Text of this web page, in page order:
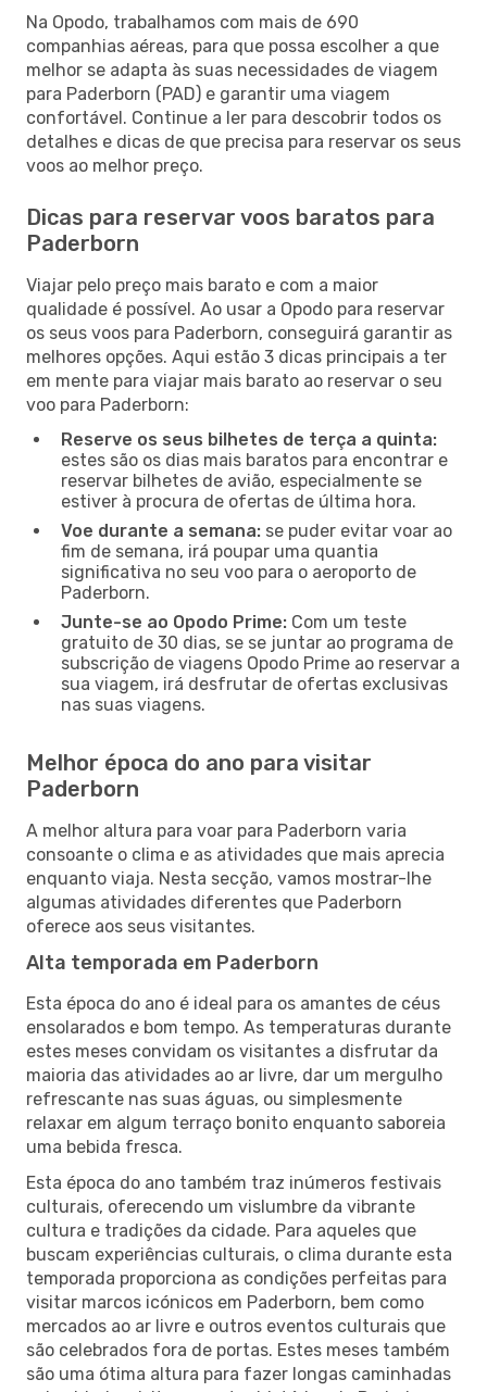
Na Opodo, trabalhamos com mais de 690
companhias aéreas, para que possa escolher a que
melhor se adapta às suas necessidades de viagem
para Paderborn (PAD) e garantir uma viagem
confortável. Continue a ler para descobrir todos os
detalhes e dicas de que precisa para reservar os seus
voos ao melhor preço.
Dicas para reservar voos baratos para
Paderborn
Viajar pelo preço mais barato e com a maior
qualidade é possível. Ao usar a Opodo para reservar
os seus voos para Paderborn, conseguirá garantir as
melhores opções. Aqui estão 3 dicas principais a ter
em mente para viajar mais barato ao reservar o seu
voo para Paderborn:
Reserve os seus bilhetes de terça a quinta:
estes são os dias mais baratos para encontrar e
reservar bilhetes de avião, especialmente se
estiver à procura de ofertas de última hora.
Voe durante a semana: se puder evitar voar ao
fim de semana, irá poupar uma quantia
significativa no seu voo para o aeroporto de
Paderborn.
Junte-se ao Opodo Prime: Com um teste
gratuito de 30 dias, se se juntar ao programa de
subscrição de viagens Opodo Prime ao reservar a
sua viagem, irá desfrutar de ofertas exclusivas
nas suas viagens.
Melhor época do ano para visitar
Paderborn
A melhor altura para voar para Paderborn varia
consoante o clima e as atividades que mais aprecia
enquanto viaja. Nesta secção, vamos mostrar-lhe
algumas atividades diferentes que Paderborn
oferece aos seus visitantes.
Alta temporada em Paderborn
Esta época do ano é ideal para os amantes de céus
ensolarados e bom tempo. As temperaturas durante
estes meses convidam os visitantes a disfrutar da
maioria das atividades ao ar livre, dar um mergulho
refrescante nas suas águas, ou simplesmente
relaxar em algum terraço bonito enquanto saboreia
uma bebida fresca.
Esta época do ano também traz inúmeros festivais
culturais, oferecendo um vislumbre da vibrante
cultura e tradições da cidade. Para aqueles que
buscam experiências culturais, o clima durante esta
temporada proporciona as condições perfeitas para
visitar marcos icónicos em Paderborn, bem como
mercados ao ar livre e outros eventos culturais que
são celebrados fora de portas. Estes meses também
são uma ótima altura para fazer longas caminhadas